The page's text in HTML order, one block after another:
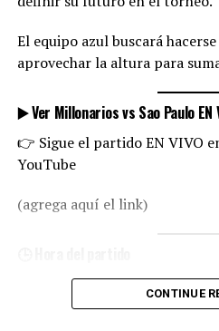
São Paulo:
Rafael; Soares, Franco,
▶️ Mira la
Sigue el partido en nuestro
El equipo azul buscará
aprovechar la altura para
▶️ Ver Millonarios vs Sao Paulo EN
👉 Sigue el partido EN VIVO
YouTube
(agrega aquí el link)
🕢 Colombia: 7:30 PM
🕣 Miami: 8:30 PM
CONTINUE